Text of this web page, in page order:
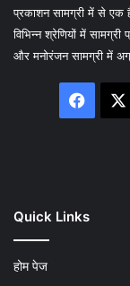
प्रकाशन सामग्री में से एक
विभिन्न श्रेणियों में
और मनोरंजन सामग्री में
Quick Links
होम पेज